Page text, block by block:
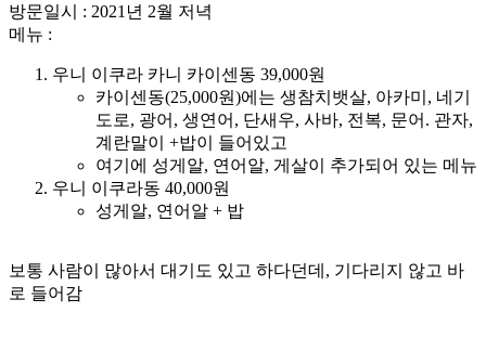
방문일시 : 2021년 2월 저녁
메뉴 :
우니 이쿠라 카니 카이센동 39,000원
카이센동(25,000원)에는 생참치뱃살, 아카미, 네기
도로, 광어, 생연어, 단새우, 사바, 전복, 문어. 관자,
계란말이 +밥이 들어있고
여기에 성게알, 연어알, 게살이 추가되어 있는 메뉴
우니 이쿠라동 40,000원
성게알, 연어알 + 밥
보통 사람이 많아서 대기도 있고 하다던데, 기다리지 않고 바
로 들어감